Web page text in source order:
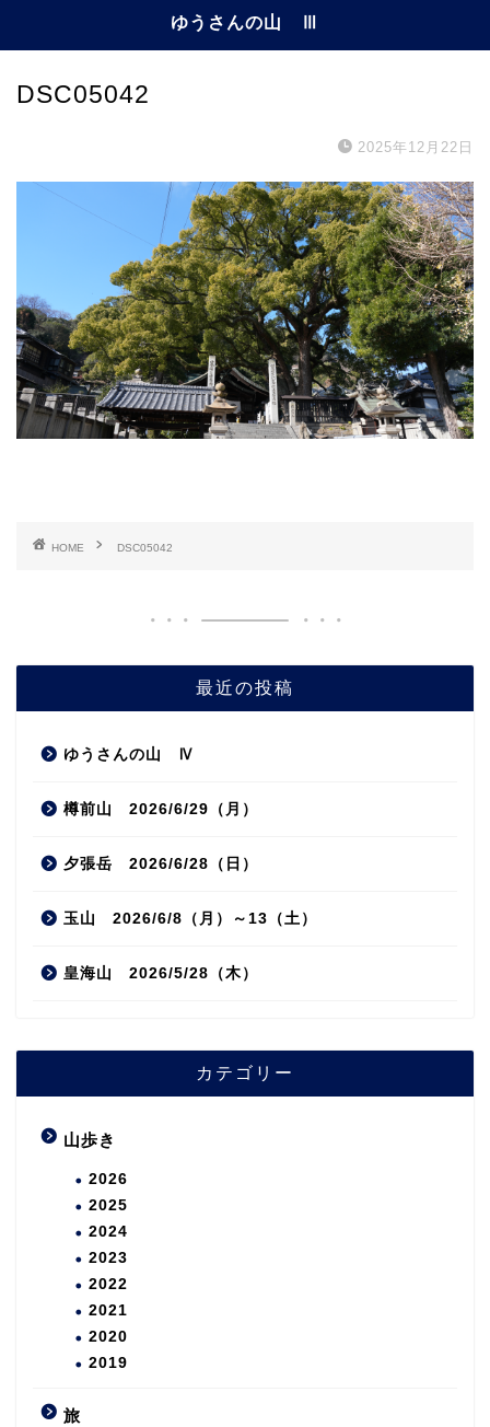
ゆうさんの山 Ⅲ
DSC05042
2025年12月22日
HOME DSC05042
最近の投稿
ゆうさんの山 Ⅳ
樽前山 2026/6/29（月）
夕張岳 2026/6/28（日）
玉山 2026/6/8（月）～13（土）
皇海山 2026/5/28（木）
カテゴリー
山歩き
2026
2025
2024
2023
2022
2021
2020
2019
旅